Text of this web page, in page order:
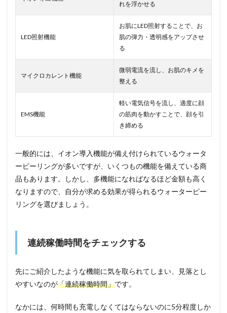
れを浮かせる
LED照射機能
お肌にLED照射することで、お
肌の弾力・透明感をアップさせ
る
マイクロカレント機能
微弱電流を流し、お肌のキメを
整える
EMS機能
軽い電気信号を流し、適度に顔
の筋肉を動かすことで、顔を引
き締める
一般的には、イオン導入機能が備え付けられているウォータ
ーピーリングが多いですが、いくつもの機能を備えている商
品もあります。しかし、多機能になればなるほど金額も高く
なりますので、自分が求める効果が得られるウォーターピー
リングを選びましょう。
連続稼働時間をチェックする
先にご紹介したような機能に気を取られてしまい、見落とし
やすいなのが「連続稼働時間」です。
なかには、何時間も充電しなくてはならないのに5分程度しか